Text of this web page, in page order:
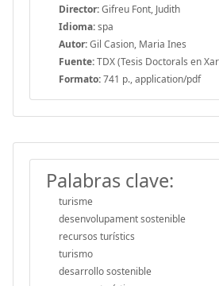
Director:Gifreu Font, Judith
Idioma:spa
Autor:Gil Casion, Maria Ines
Fuente:TDX (Tesis Doctorals en
Formato:741 p., application/pdf
Palabras clave:
turisme
desenvolupament sostenible
recursos turístics
turismo
desarrollo sostenible